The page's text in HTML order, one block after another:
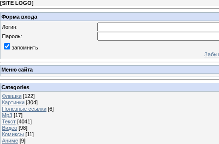
[SITE LOGO]
Форма входа
Логин:
Пароль:
запомнить
Меню сайта
Categories
Флешки [122]
Картинки [304]
Полезные ссылки [6]
Mp3 [17]
Текст [4041]
Видео [98]
Комиксы [11]
Аниме [9]